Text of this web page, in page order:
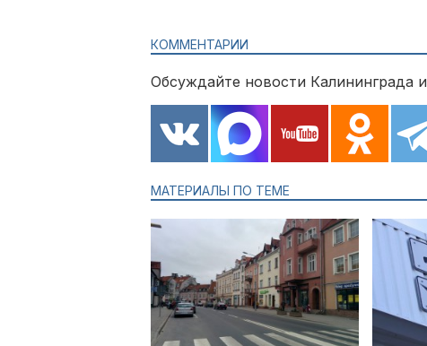
КОММЕНТАРИИ
Обсуждайте новости Калининграда
МАТЕРИАЛЫ ПО ТЕМЕ